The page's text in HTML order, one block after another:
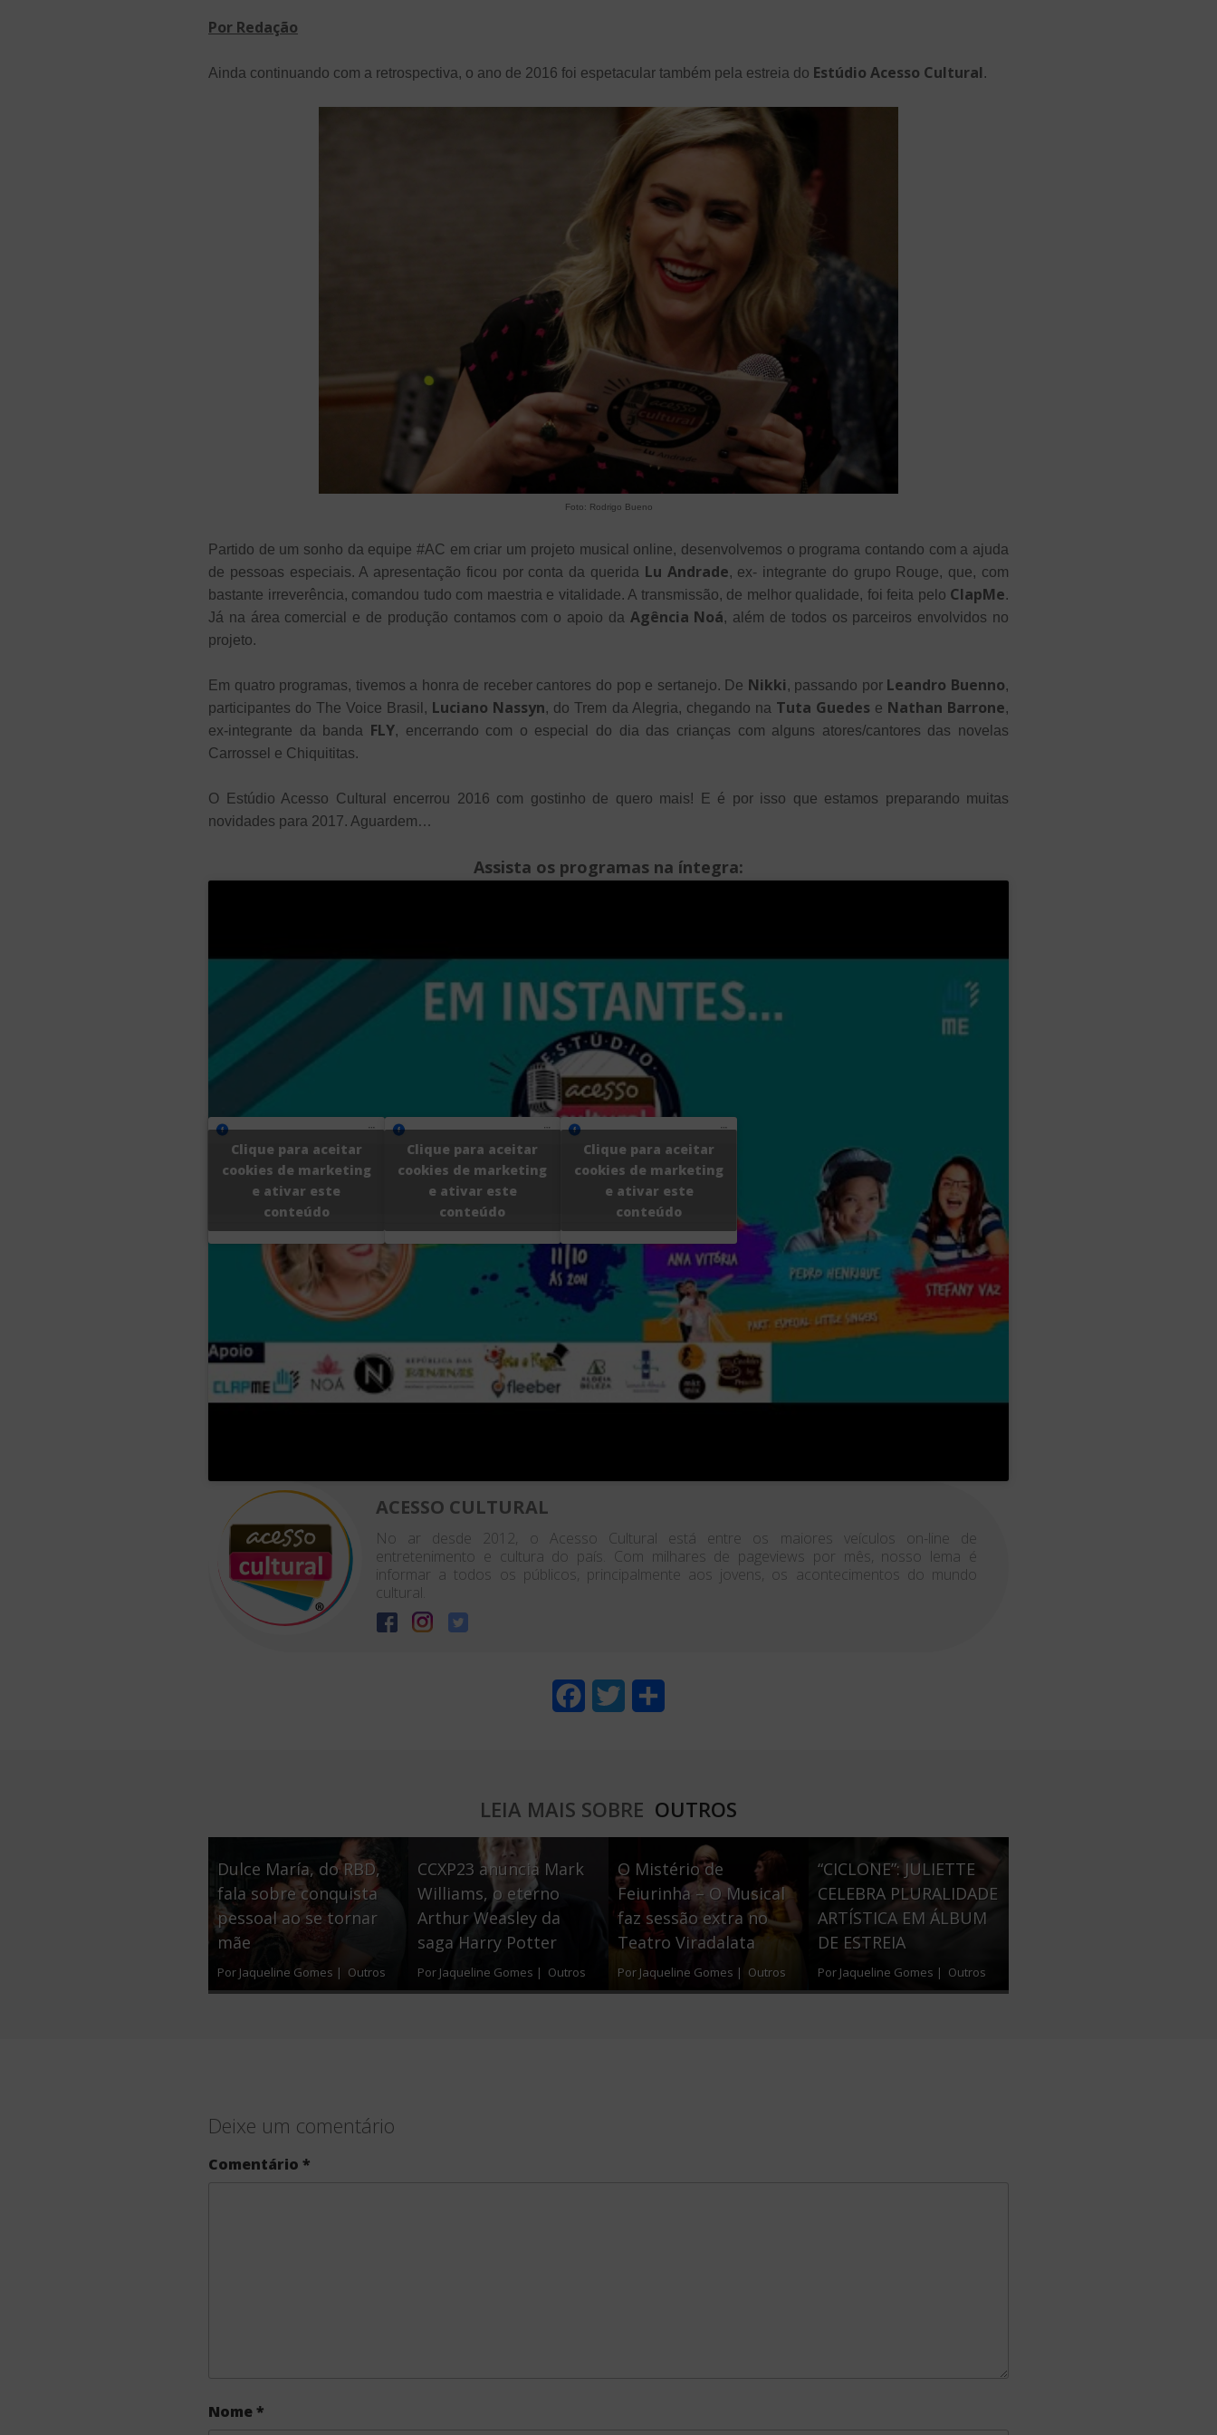
Por Redação
Ainda continuando com a retrospectiva, o ano de 2016 foi espetacular também pela estreia do Estúdio Acesso Cultural.
Foto: Rodrigo Bueno
Partido de um sonho da equipe #AC em criar um projeto musical online, desenvolvemos o programa contando com a ajuda
de pessoas especiais. A apresentação ficou por conta da querida Lu Andrade, ex- integrante do grupo Rouge, que, com
bastante irreverência, comandou tudo com maestria e vitalidade. A transmissão, de melhor qualidade, foi feita pelo ClapMe.
Já na área comercial e de produção contamos com o apoio da Agência Noá, além de todos os parceiros envolvidos no
projeto.
Em quatro programas, tivemos a honra de receber cantores do pop e sertanejo. De Nikki, passando por Leandro Buenno,
participantes do The Voice Brasil, Luciano Nassyn, do Trem da Alegria, chegando na Tuta Guedes e Nathan Barrone,
ex-integrante da banda FLY, encerrando com o especial do dia das crianças com alguns atores/cantores das novelas
Carrossel e Chiquititas.
O Estúdio Acesso Cultural encerrou 2016 com gostinho de quero mais! E é por isso que estamos preparando muitas
novidades para 2017. Aguardem…
Assista os programas na íntegra:
Clique para aceitar
cookies de marketing
e ativar este
conteúdo
Clique para aceitar
cookies de marketing
e ativar este
conteúdo
Clique para aceitar
cookies de marketing
e ativar este
conteúdo
ACESSO CULTURAL
No ar desde 2012, o Acesso Cultural está entre os maiores veículos on-line de
entretenimento e cultura do país. Com milhares de pageviews por mês, nosso lema é
informar a todos os públicos, principalmente aos jovens, os acontecimentos do mundo
cultural.
e
r
LEIA MAIS SOBRE OUTROS
Dulce María, do RBD,
fala sobre conquista
pessoal ao se tornar
mãe
Por Jaqueline Gomes | Outros
CCXP23 anuncia Mark
Williams, o eterno
Arthur Weasley da
saga Harry Potter
Por Jaqueline Gomes | Outros
O Mistério de
Feiurinha – O Musical
faz sessão extra no
Teatro Viradalata
Por Jaqueline Gomes | Outros
“CICLONE”: JULIETTE
CELEBRA PLURALIDADE
ARTÍSTICA EM ÁLBUM
DE ESTREIA
Por Jaqueline Gomes | Outros
Deixe um comentário
Comentário *
Nome*